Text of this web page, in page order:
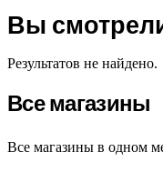
Вы
Результатов не найдено.
Все магазины
Все магазины в одном